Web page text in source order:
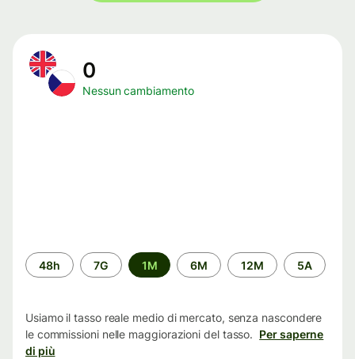
0
Nessun cambiamento
Periodo
di
48h 7G 1M 6M 12M 5A
Usiamo il tasso reale medio di mercato, senza nascondere
le commissioni nelle maggiorazioni del tasso. Per saperne
di più